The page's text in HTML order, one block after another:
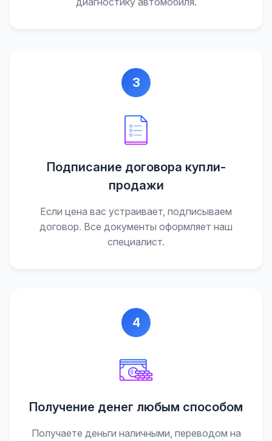
3
Подписание договора купли-
продажи
Если цена вас устраивает, подписываем
договор. Все документы оформляет наш
специалист.
4
Получение денег любым способом
Получаете деньги наличными, переводом на